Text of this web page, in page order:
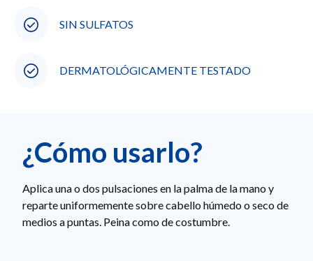
SIN SULFATOS
DERMATOLÓGICAMENTE TESTADO
¿Cómo usarlo?
Aplica una o dos pulsaciones en la palma de la mano y
reparte uniformemente sobre cabello húmedo o seco de
medios a puntas. Peina como de costumbre.